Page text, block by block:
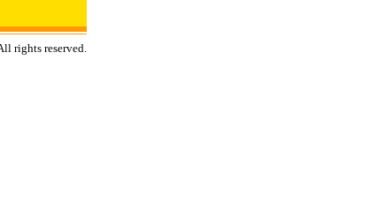
rights reserved.